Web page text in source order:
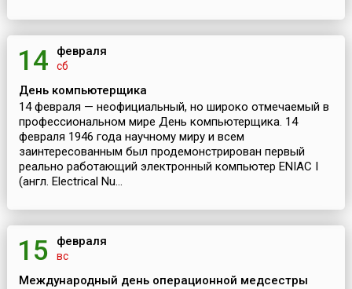
14 февраля
сб
День компьютерщика
14 февраля — неофициальный, но широко отмечаемый в
профессиональном мире День компьютерщика. 14
февраля 1946 года научному миру и всем
заинтересованным был продемонстрирован первый
реально работающий электронный компьютер ENIAC I
(англ. Electrical Nu...
15 февраля
вс
Международный день операционной медсестры